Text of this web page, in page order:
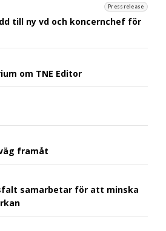
Pressrelease
till ny vd och koncernchef för
om TNE Editor
framåt
samarbetar för att minska